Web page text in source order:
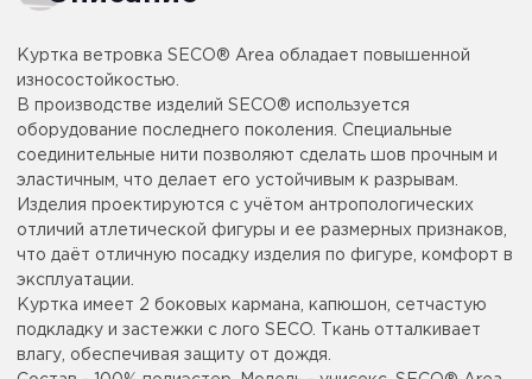
Куртка ветровка SECO® Area обладает повышенной
износостойкостью.
В производстве изделий SECO® используется
оборудование последнего поколения. Специальные
соединительные нити позволяют сделать шов прочным и
эластичным, что делает его устойчивым к разрывам.
Изделия проектируются с учётом антропологических
отличий атлетической фигуры и ее размерных признаков,
что даёт отличную посадку изделия по фигуре, комфорт в
эксплуатации.
Куртка имеет 2 боковых кармана, капюшон, сетчастую
подкладку и застежки с лого SECO. Ткань отталкивает
влагу, обеспечивая защиту от дождя.